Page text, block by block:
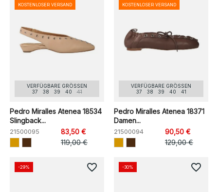
VERFÜGBARE GRÖSSEN
37
38 39 40 41
Pedro Miralles Atenea 18534
Slingback...
21500095
83,50 €
119,00 €
KOSTENLOSER VERSAND
VERFÜGBARE GRÖSSEN
37
38 39 40 41
Pedro Miralles Atenea 18371
Damen...
21500094
90,50 €
129,00 €
KOSTENLOSER VERSAND
-29% favorite_border -30% favorite_border